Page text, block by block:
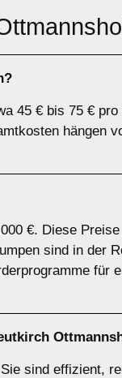
45 € bis 75 €
hängen
€. Diese
sind in der
für
sind effizient,